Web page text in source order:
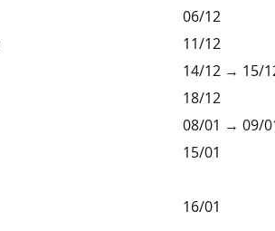
06/12
11/12
14/12→ 15/
18/12
08/01 → 09/
15/01
16/01